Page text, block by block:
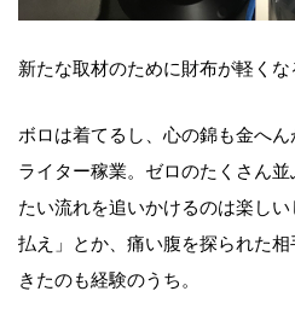
新たな取材のために財布が軽く
ボロは着てるし、心の錦も金へ
ライター稼業。ゼロのたくさん
たい流れを追いかけるのは楽し
払え」とか、痛い腹を探られた
きたのも経験のうち。